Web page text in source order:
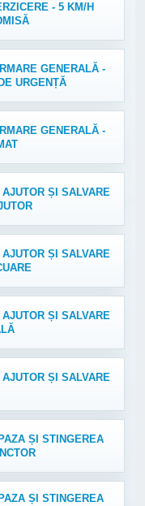
- 5 KM/H
GENERALĂ -
URGENȚĂ
GENERALĂ -
ȘI SALVARE
ȘI SALVARE
ȘI SALVARE
ȘI SALVARE
ȘI STINGEREA
ȘI STINGEREA